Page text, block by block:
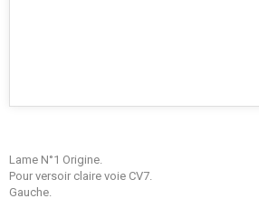
Lame N°1 Origine.
Pour versoir claire voie CV7.
Gauche.